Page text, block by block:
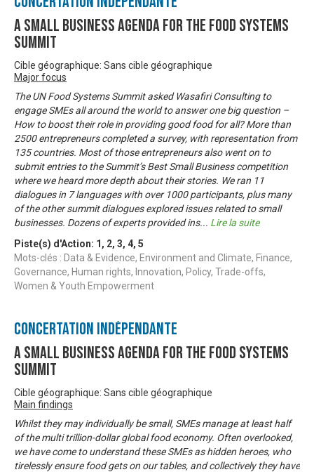
A Small Business Agenda for the Food Systems
Summit
Cible géographique: Sans cible géographique
Major focus
The UN Food Systems Summit asked Wasafiri Consulting to
engage SMEs all around the world to answer one big question –
How to boost their role in providing good food for all? More than
2500 entrepreneurs completed a survey, with representation from
135 countries. Most of those entrepreneurs also went on to
submit entries to the Summit’s Best Small Business competition
where we heard more depth about their stories. We ran 11
dialogues in 7 languages with over 1000 participants, plus many
of the other summit dialogues explored issues related to small
businesses. Dozens of experts provided ins... Lire la suite
Piste(s) d'Action: 1 , 2, 3, 4, 5
Mots-clés : Data & Evidence, Environment and Climate, Finance,
Governance, Human rights, Innovation, Policy, Trade-offs,
Women & Youth Empowerment
Concertation Indépendante
A Small Business Agenda for the Food Systems
Summit
Cible géographique: Sans cible géographique
Main findings
Whilst they may individually be small, SMEs manage at least half
of the multi trillion-dollar global food economy. Often overlooked,
we have come to understand these SMEs as hidden heroes, who
tirelessly ensure food gets on our tables, and collectively they have